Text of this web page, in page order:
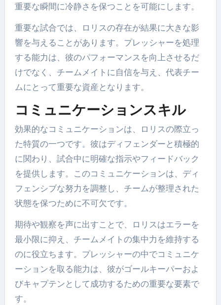
重要な瞬間に冷静さを保つことを可能にします。
重要な試合では、ロリスの存在が結果に大きな影
響を与えることがあります。プレッシャーを処理
する能力は、彼のパフォーマンスを向上させるだ
けでなく、チームメイトに自信を与え、代表チー
ムにとって重要な資産となります。
コミュニケーションスキル
効果的なコミュニケーションは、ロリスの際立っ
た特質の一つです。彼はディフェンダーと積極的
に関わり、試合中に明確な指示やフィードバック
を提供します。このコミュニケーションは、ディ
フェンシブな努力を調整し、チームが整理された
状態を保つために不可欠です。
期待や観察を声に出すことで、ロリスはエラーを
最小限に抑え、チームメイトの集中力を維持する
のに役立ちます。プレッシャーの中でコミュニケ
ーションを取る能力は、彼がゴールキーパーおよ
びキャプテンとして成功するための重要な要素で
す。